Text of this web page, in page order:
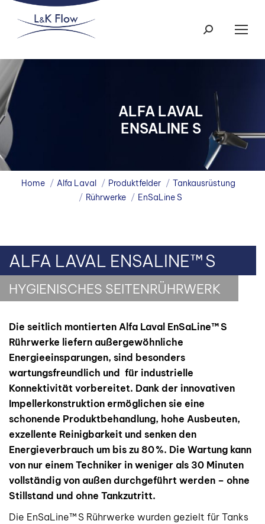
Search:
ALFA LAVAL
ENSALINE S
You are here:
Home Alfa Laval Produktfelder
Tankausrüstung
Rührwerke
EnSaLine S
ALFA LAVAL ENSALINE™ S
HYGIENISCHES SEITENRÜHRWERK
Die seitlich montierten Alfa Laval EnSaLine™S
Rührwerke liefern außergewöhnliche
Energieeinsparungen, sind besonders
wartungsfreundlich und für industrielle
Konnektivität vorbereitet. Dank der innovativen
Impellerkonstruktion ermöglichen sie eine
schonende Produktbehandlung, hohe Ausbeuten,
exzellente Reinigbarkeit und senken den
Energieverbrauch um bis zu 80%. Die Wartung kann
von nur einem Techniker in weniger als 30 Minuten
vollständig von außen durchgeführt werden – ohne
Stillstand und ohne Tankzutritt.
Die EnSaLine™ S Rührwerke wurden gezielt für Tanks